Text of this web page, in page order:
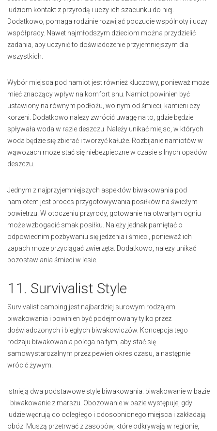
ludziom kontakt z przyrodą i uczy ich szacunku do niej.
Dodatkowo, pomaga rodzinie rozwijać poczucie wspólnoty i uczy
współpracy. Nawet najmłodszym dzieciom można przydzielić
zadania, aby uczynić to doświadczenie przyjemniejszym dla
wszystkich.
Wybór miejsca pod namiot jest również kluczowy, ponieważ może
mieć znaczący wpływ na komfort snu. Namiot powinien być
ustawiony na równym podłożu, wolnym od śmieci, kamieni czy
korzeni. Dodatkowo należy zwrócić uwagę na to, gdzie będzie
spływała woda w razie deszczu. Należy unikać miejsc, w których
woda będzie się zbierać i tworzyć kałuże. Rozbijanie namiotów w
wąwozach może stać się niebezpieczne w czasie silnych opadów
deszczu.
Jednym z najprzyjemniejszych aspektów biwakowania pod
namiotem jest proces przygotowywania posiłków na świeżym
powietrzu. W otoczeniu przyrody, gotowanie na otwartym ogniu
może wzbogacić smak posiłku. Należy jednak pamiętać o
odpowiednim pozbywaniu się jedzenia i śmieci, ponieważ ich
zapach może przyciągać zwierzęta. Dodatkowo, należy unikać
pozostawiania śmieci w lesie.
11. Survivalist Style
Survivalist camping jest najbardziej surowym rodzajem
biwakowania i powinien być podejmowany tylko przez
doświadczonych i biegłych biwakowiczów. Koncepcja tego
rodzaju biwakowania polega na tym, aby stać się
samowystarczalnym przez pewien okres czasu, a następnie
wrócić żywym.
Istnieją dwa podstawowe style biwakowania: biwakowanie w bazie
i biwakowanie z marszu. Obozowanie w bazie występuje, gdy
ludzie wędrują do odległego i odosobnionego miejsca i zakładają
obóz. Muszą przetrwać z zasobów, które odkrywają w regionie,